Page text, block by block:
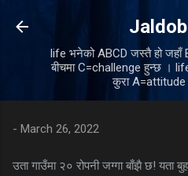
Skip to
life भनेको ABCD जस्तै हो
बीचमा C=challenge हुन्छ ।
कुरा A=attitude
- March 26, 2022
उता गाउँमा २० रोपनी जग्गा बाँझै छ! यता